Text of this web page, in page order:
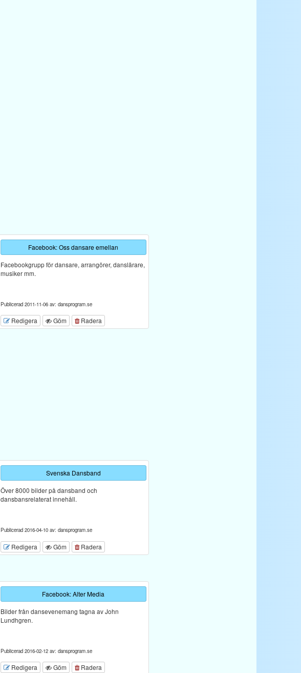
Facebook: Oss dansare emellan
Facebookgrupp för dansare, arrangörer, danslärare,
musiker mm.
Publicerad 2011-11-06 av: dansprogram.se
Redigera Göm Radera
Svenska Dansband
Över 8000 bilder på dansband och
dansbansrelaterat innehåll.
Publicerad 2016-04-10 av: dansprogram.se
Redigera Göm Radera
Facebook: Alter Media
Bilder från dansevenemang tagna av John
Lundhgren.
Publicerad 2016-02-12 av: dansprogram.se
Redigera Göm Radera